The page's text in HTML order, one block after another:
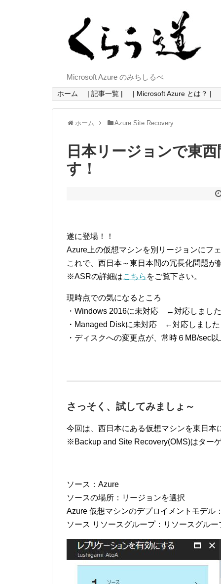
Microsoft Azure のみちしるべ
ホーム | 記事一覧 | | Microsoft Azure とは？ |
ホーム Azure Site Recovery
日本リージョンで東
す！
遂に登場！！
Azure上の仮想マシンを別リージョンにフ
これで、西日本～東日本間の冗長化問題が
※ASRの詳細はこちら をご覧下さい。
現時点での気になるところ
・Windows 2016に未対応 ←対応しまし
・Managed Diskに未対応 ←対応しまし
・ディスクへの変更点が、常時６MB/sec
さっそく、試してみましょ～
今回は、西日本にある仮想マシンを東日本
※Backup and Site Recovery(OMS)はター
ソース：Azure
ソースの場所：リージョンを選択
Azure 仮想マシンのデプロイメントモデル
ソース リソースグループ：リソースグルー